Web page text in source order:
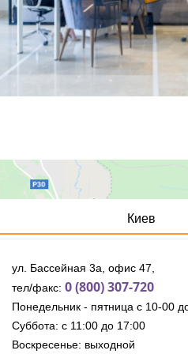
Киев
ул. Бассейная 3а, офис 47,
тел/факс: 0 (800) 307-720
Понедельник - пятница с 10-00
Суббота: с 11:00 до 17:00
Воскресенье: выходной